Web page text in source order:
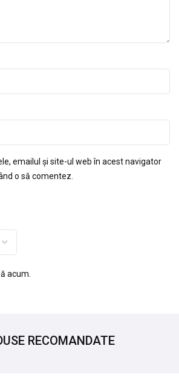
acum.
emailul și site-ul web în acest navigator
o să comentez.
RECOMANDATE